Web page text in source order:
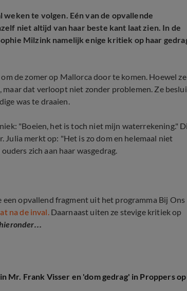
te volgen. Eén van de opvallende
niet altijd van haar beste kant laat zien. In de
Milzink namelijk enige kritiek op haar
de zomer op Mallorca door te komen. Hoewel ze
maar dat verloopt niet zonder problemen. Ze
was te draaien.
"Boeien, het is toch niet mijn waterrekening."
Julia merkt op: "Het is zo dom en helemaal niet
zich aan haar wasgedrag.
een opvallend fragment uit het programma Bij Ons
na de inval.Daarnaast uiten ze stevige kritiek op
Mr. Frank Visser en 'dom gedrag' in Proppers